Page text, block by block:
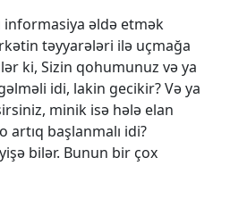
informasiya əldə etmək
təyyarələri ilə uçmağa
ki, Sizin qohumunuz və ya
idi, lakin gecikir? Və ya
minik isə hələ elan
artıq başlanmalı idi?
bilər. Bunun bir çox